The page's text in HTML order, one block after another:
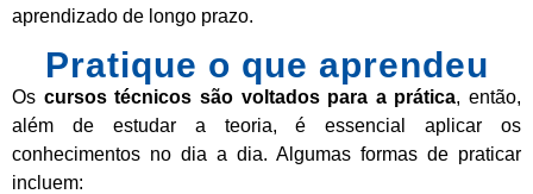
aprendizado de longo prazo.
Pratique o que aprendeu
Os cursos técnicos são voltados para a prática, então,
além de estudar a teoria, é essencial aplicar os
conhecimentos no dia a dia. Algumas formas de praticar
incluem: